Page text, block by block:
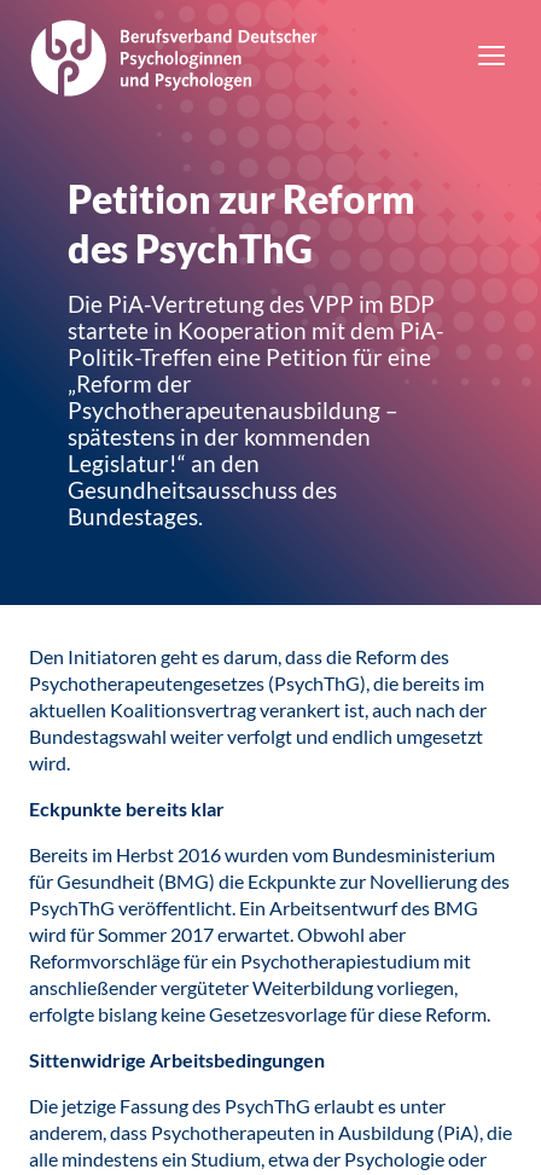
Petition zur Reform
des PsychThG
Die PiA-Vertretung des VPP im BDP
startete in Kooperation mit dem PiA-
Politik-Treffen eine Petition für eine
„Reform der
Psychotherapeutenausbildung –
spätestens in der kommenden
Legislatur!“ an den
Gesundheitsausschuss des
Bundestages.
Den Initiatoren geht es darum, dass die Reform des
Psychotherapeutengesetzes (PsychThG), die bereits im
aktuellen Koalitionsvertrag verankert ist, auch nach der
Bundestagswahl weiter verfolgt und endlich umgesetzt
wird.
Eckpunkte bereits klar
Bereits im Herbst 2016 wurden vom Bundesministerium
für Gesundheit (BMG) die Eckpunkte zur Novellierung des
PsychThG veröffentlicht. Ein Arbeitsentwurf des BMG
wird für Sommer 2017 erwartet. Obwohl aber
Reformvorschläge für ein Psychotherapiestudium mit
anschließender vergüteter Weiterbildung vorliegen,
erfolgte bislang keine Gesetzesvorlage für diese Reform.
Sittenwidrige Arbeitsbedingungen
Die jetzige Fassung des PsychThG erlaubt es unter
anderem, dass Psychotherapeuten in Ausbildung (PiA), die
alle mindestens ein Studium, etwa der Psychologie oder